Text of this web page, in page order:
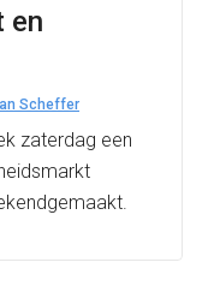
en
Scheffer
zaterdag een